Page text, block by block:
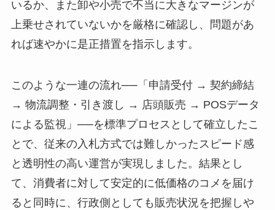
いるか、また卸や小売で不当に大きなマージンが
上乗せされていないかを厳格に確認し、問題があ
れば速やかに是正措置を指示します。
このような一連の流れ──「申請受付 → 契約締結
→ 物流調整・引き渡し → 店頭販売 → POSデータ
による監視」──を標準プロセスとして確立したこ
とで、従来の入札方式では難しかったスピード感
と透明性の高い運営が実現しました。結果とし
て、消費者に対して安定的に低価格のコメを届け
ると同時に、行政側としても販売状況を把握しや